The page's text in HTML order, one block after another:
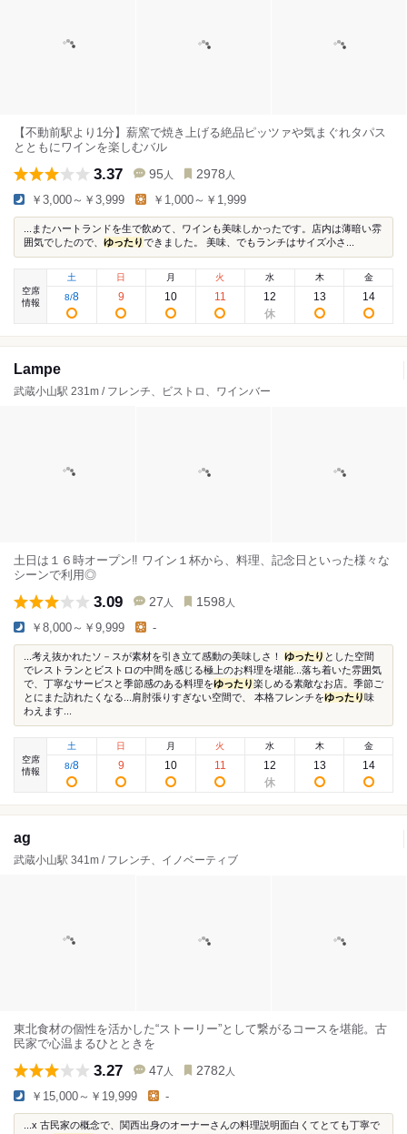
【不動前駅より1分】薪窯で焼き上げる絶品ピッツァや気まぐれタパス
とともにワインを楽しむバル
3.37 95 人 2978 人
￥3,000～￥3,999 ￥1,000～￥1,999
...またハートランドを生で飲めて、ワインも美味しかったです。店内は薄暗い雰
囲気でしたので、 ゆったりできました。 美味、でもランチはサイズ小さ...
空席
情報
土
8/8
日
9
月
10
火
11
水
12
木
13
金
14
Lampe
武蔵小山駅 231m / フレンチ、ビストロ、ワインバー
土日は１６時オープン‼︎ ワイン１杯から、料理、記念日といった様々な
シーンで利用◎
3.09 27 人 1598 人
￥8,000～￥9,999 -
...考え抜かれたソ－スが素材を引き立て感動の美味しさ！ ゆったり とした空間
でレストランとビストロの中間を感じる極上のお料理を堪能...落ち着いた雰囲気
で、丁寧なサービスと季節感のある料理をゆったり楽しめる素敵なお店。季節ご
とにまた訪れたくなる...肩肘張りすぎない空間で、 本格フレンチをゆったり 味
わえます...
空席
情報
土
8/8
日
9
月
10
火
11
水
12
木
13
金
14
ag
武蔵小山駅 341m / フレンチ、イノベーティブ
東北食材の個性を活かした“ストーリー”として繋がるコースを堪能。古
民家で心温まるひとときを
3.27 47 人 2782 人
￥15,000～￥19,999 -
...x 古民家の概念で、関西出身のオーナーさんの料理説明面白くてとても丁寧で